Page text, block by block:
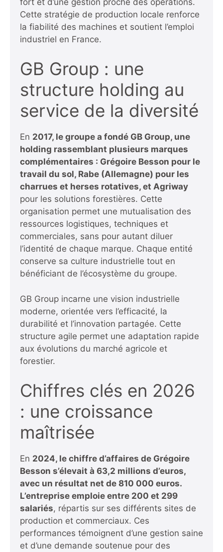
Cette stratégie de production locale renforce
la fiabilité des machines et soutient l’emploi
industriel en France.
GB Group : une
structure holding au
service de la diversité
En 2017, le groupe a fondé GB Group, une
holding rassemblant plusieurs marques
complémentaires : Grégoire Besson pour le
travail du sol, Rabe (Allemagne) pour les
charrues et herses rotatives, et Agriway
pour les solutions forestières. Cette
organisation permet une mutualisation des
ressources logistiques, techniques et
commerciales, sans pour autant diluer
l’identité de chaque marque. Chaque entité
conserve sa culture industrielle tout en
bénéficiant de l’écosystème du groupe.
GB Group incarne une vision industrielle
moderne, orientée vers l’efficacité, la
durabilité et l’innovation partagée. Cette
structure agile permet une adaptation rapide
aux évolutions du marché agricole et
forestier.
Chiffres clés en 2026
: une croissance
maîtrisée
En 2024, le chiffre d’affaires de Grégoire
Besson s’élevait à 63,2 millions d’euros,
avec un résultat net de 810 000 euros.
L’entreprise emploie entre 200 et 299
salariés, répartis sur ses différents sites de
production et commerciaux. Ces
performances témoignent d’une gestion saine
et d’une demande soutenue pour des